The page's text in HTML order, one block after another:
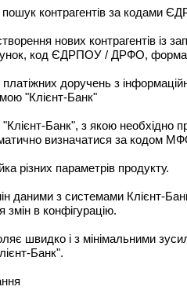
контрагентів за кодами
нових контрагентів із
код ЄДРПОУ / ДРФО, форма
доручень з
"Клієнт-Банк"
Банк", з якою необхідно
визначатися за кодом МФО
різних параметрів продукту.
з системами Клієнт-Банк"
змін в конфігурацію.
швидко і з мінімальними
Банк".